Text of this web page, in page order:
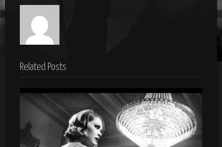
Related Posts